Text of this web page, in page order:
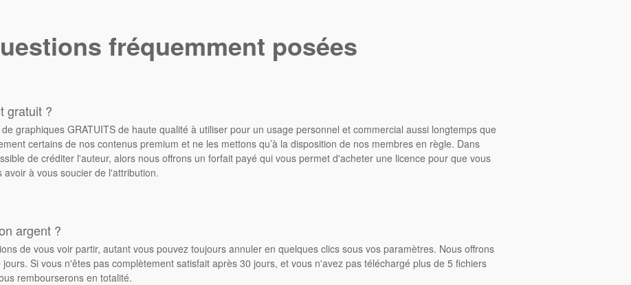
fréquemment posées
gratuit ?
graphiques GRATUITS de haute qualité à utiliser pour un usage personnel et commercial aussi longtemps que
certains de nos contenus premium et ne les mettons qu’à la disposition de nos membres en règle. Dans
de créditer l'auteur, alors nous offrons un forfait payé qui vous permet d'acheter une licence pour que vous
à vous soucier de l'attribution.
argent ?
de vous voir partir, autant vous pouvez toujours annuler en quelques clics sous vos paramètres. Nous offrons
Si vous n'êtes pas complètement satisfait après 30 jours, et vous n'avez pas téléchargé plus de 5 fichiers
rembourserons en totalité.